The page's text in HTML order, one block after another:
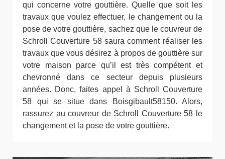
qui concerne votre gouttière. Quelle que soit les
travaux que voulez effectuer, le changement ou la
pose de votre gouttière, sachez que le couvreur de
Schroll Couverture 58 saura comment réaliser les
travaux que vous désirez à propos de gouttière sur
votre maison parce qu’il est très compétent et
chevronné dans ce secteur depuis plusieurs
années. Donc, faites appel à Schroll Couverture
58 qui se situe dans Boisgibault58150. Alors,
rassurez au couvreur de Schroll Couverture 58 le
changement et la pose de votre gouttière.